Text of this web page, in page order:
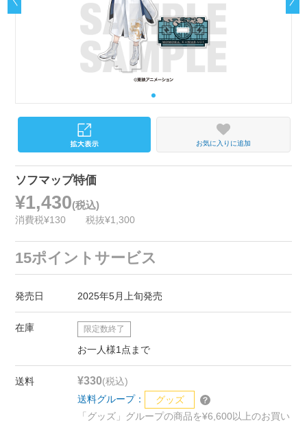
お気に入りに追加
ソフマップ特価
¥1,430(税込)
消費税¥130 税抜¥1,300
15ポイントサービス
発売日 2025年5月上旬発売
在庫 限定数終了
お一人様1点まで
送料 ¥330(税込)
送料グループ：
グッズ
「グッズ」グループの商品を¥6,600以上のお買い